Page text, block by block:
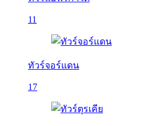
11
ทัวร์จอร์แดน
17